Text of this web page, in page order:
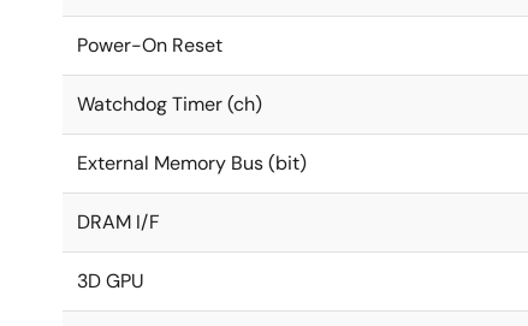
Power-On Reset
Watchdog Timer (ch)
External Memory Bus (bit)
DRAM I/F
3D GPU